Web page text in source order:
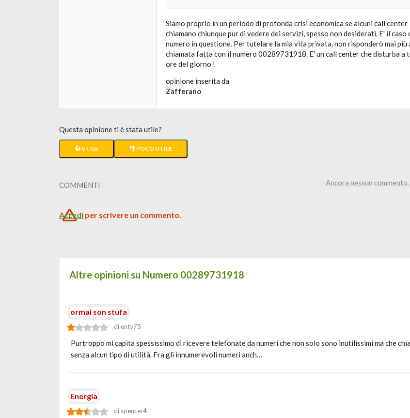
Siamo proprio in un periodo di profonda crisi economica se alcuni call center
chiamano chiunque pur di vedere dei servizi, spesso non desiderati. E' il caso
numero in questione. Per tutelare la mia vita privata, non risponderò mai più
chiamata fatta con il numero 00289731918. E' un call center che disturba a
ore del giorno !
opinione inserita da
Zafferano
Questa opinione ti è stata utile?
👍 UTILE 👎 POCO UTILE
COMMENTI Ancora nessun commento.
Accedi per scrivere un commento.
Altre opinioni su Numero 00289731918
ormai son stufa
di enty75
Purtroppo mi capita spessissimo di ricevere telefonate da numeri che non solo sono inutilissimi ma che
senza alcun tipo di utilità. Fra gli innumerevoli numeri anch…
Energia
di spencer4